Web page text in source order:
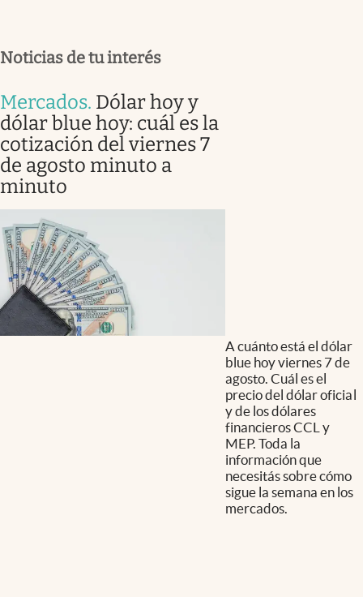
Noticias de tu interés
Mercados. Dólar hoy y
dólar blue hoy: cuál es la
cotización del viernes 7
de agosto minuto a
minuto
A cuánto está el dólar
blue hoy viernes 7 de
agosto. Cuál es el
precio del dólar oficial
y de los dólares
financieros CCL y
MEP. Toda la
información que
necesitás sobre cómo
sigue la semana en los
mercados.